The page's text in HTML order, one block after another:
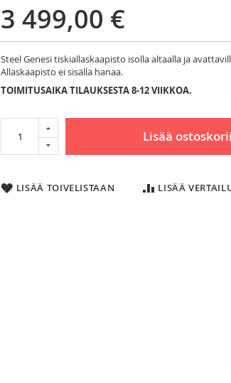
3 499,00 €
Steel Genesi tiskiallaskaapisto isolla altaalla ja
Allaskaapisto ei sisällä hanaa.
TOIMITUSAIKA TILAUKSESTA 8-12 VIIKKOA.
Lisää
LISÄÄ TOIVELISTAAN LISÄÄ